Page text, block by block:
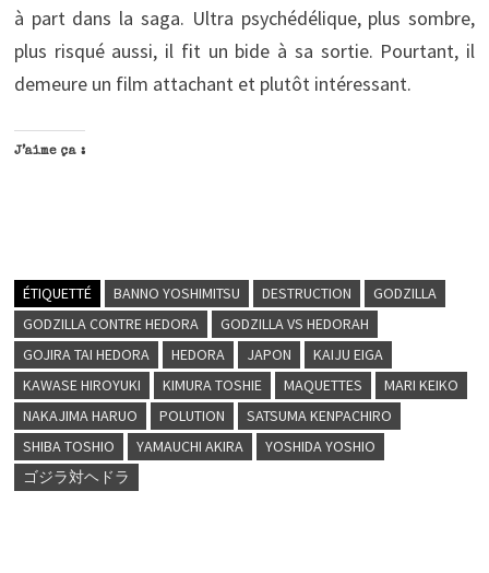
à part dans la saga. Ultra psychédélique, plus sombre,
plus risqué aussi, il fit un bide à sa sortie. Pourtant, il
demeure un film attachant et plutôt intéressant.
J’aime ça :
ÉTIQUETTÉ BANNO YOSHIMITSU DESTRUCTION
GODZILLA
GODZILLA CONTRE HEDORA
GODZILLA VS HEDORAH
GOJIRA TAI HEDORA
HEDORA JAPON
KAIJU EIGA
KAWASE HIROYUKI
KIMURA TOSHIE MAQUETTES
MARI KEIKO
NAKAJIMA HARUO
POLUTION
SATSUMA KENPACHIRO
SHIBA TOSHIO
YAMAUCHI AKIRA
YOSHIDA YOSHIO
ゴジラ対ヘドラ